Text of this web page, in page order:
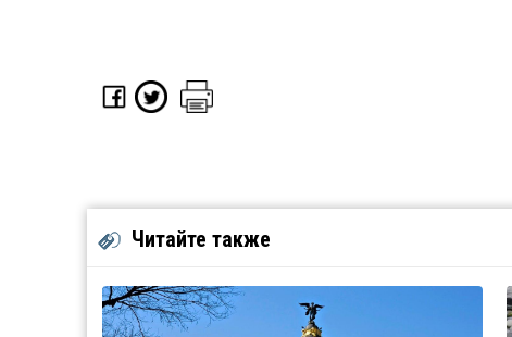
Читайте также